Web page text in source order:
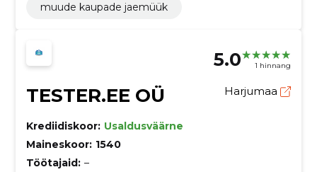
muude kaupade jaemüük
5.0 1 hinnang
TESTER.EE OÜ Harjumaa
Krediidiskoor: Usaldusväärne
Maineskoor: 1540
Töötajaid: –